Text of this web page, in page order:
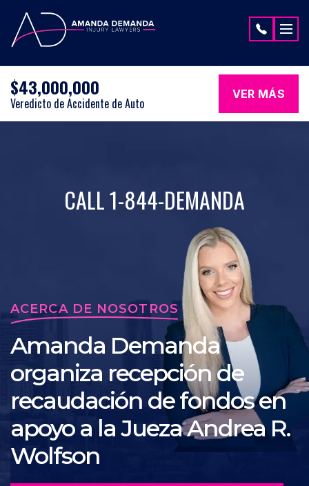
$43,000,000
Veredicto de Accidente de Auto
VER MÁS
CALL 1-844-DEMANDA
ACERCA DE NOSOTROS
Amanda Demanda
organiza recepción de
recaudación de fondos en
apoyo a la Jueza Andrea R.
Wolfson